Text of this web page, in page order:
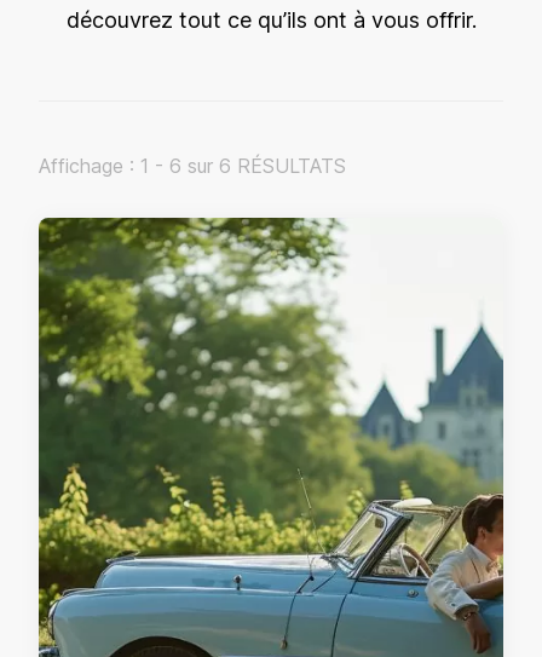
découvrez tout ce qu’ils ont à vous offrir.
Affichage : 1 - 6 sur 6 RÉSULTATS